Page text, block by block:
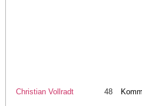
Christian Vollradt 48